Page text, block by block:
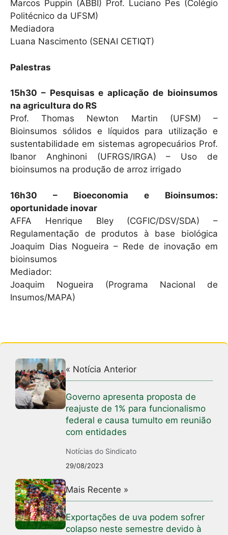
Marcos Puppin (ABBI) Prof. Luciano Pes (Colégio
Politécnico da UFSM)
Mediadora
Luana Nascimento (SENAI CETIQT)
Palestras
15h30 – Pesquisas e aplicação de bioinsumos
na agricultura do RS
Prof. Thomas Newton Martin (UFSM) –
Bioinsumos sólidos e líquidos para utilização e
sustentabilidade em sistemas agropecuários Prof.
Ibanor Anghinoni (UFRGS/IRGA) – Uso de
bioinsumos na produção de arroz irrigado
16h30 – Bioeconomia e Bioinsumos:
oportunidade inovar
AFFA Henrique Bley (CGFIC/DSV/SDA) –
Regulamentação de produtos à base biológica
Joaquim Dias Nogueira – Rede de inovação em
bioinsumos
Mediador:
Joaquim Nogueira (Programa Nacional de
Insumos/MAPA)
« Notícia Anterior
Governo apresenta proposta de
reajuste de 1% para funcionalismo
federal e causa tumulto em reunião
com entidades
Notícias do Sindicato
29/08/2023
Mais Recente »
Exportações de uva podem sofrer
colapso neste semestre devido à